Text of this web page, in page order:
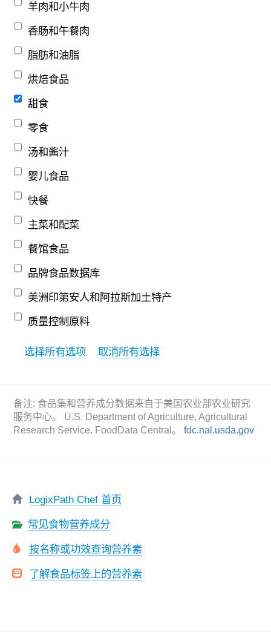
羊肉和小牛肉
香肠和午餐肉
脂肪和油脂
烘焙食品
甜食
零食
汤和酱汁
婴儿食品
快餐
主菜和配菜
餐馆食品
品牌食品数据库
美洲印第安人和阿拉斯加土特产
质量控制原料
选择所有选项 取消所有选择
备注: 食品集和营养成分数据来自于美国农业部农业研究
服务中心。 U.S. Department of Agriculture, Agricultural
Research Service. FoodData Central。fdc.nal.usda.gov
LogixPath Chef 首页
常见食物营养成分
按名称或功效查询营养素
了解食品标签上的营养素